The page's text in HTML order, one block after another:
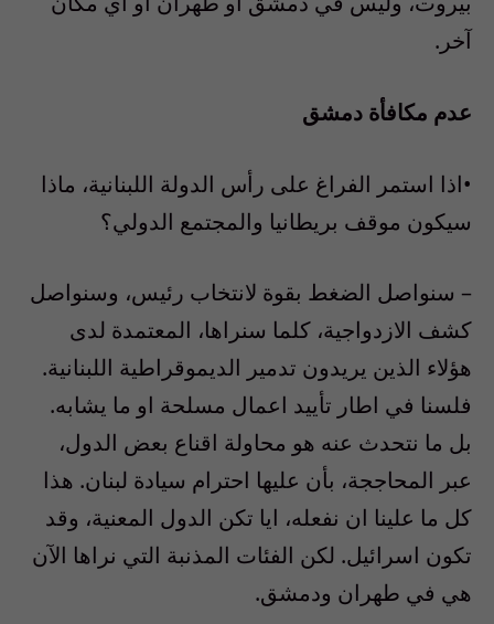
آخر.
عدم مكافأة دمشق
•اذا استمر الفراغ على رأس الدولة اللبنانية، ماذا
سيكون موقف بريطانيا والمجتمع الدولي؟
– سنواصل الضغط بقوة لانتخاب رئيس، وسنواصل
كشف الازدواجية، كلما سنراها، المعتمدة لدى
هؤلاء الذين يريدون تدمير الديموقراطية اللبنانية.
فلسنا في اطار تأييد اعمال مسلحة او ما يشابه.
بل ما نتحدث عنه هو محاولة اقناع بعض الدول،
عبر المحاججة، بأن عليها احترام سيادة لبنان. هذا
كل ما علينا ان نفعله، ايا تكن الدول المعنية، وقد
تكون اسرائيل. لكن الفئات المذنبة التي نراها الآن
هي في طهران ودمشق.